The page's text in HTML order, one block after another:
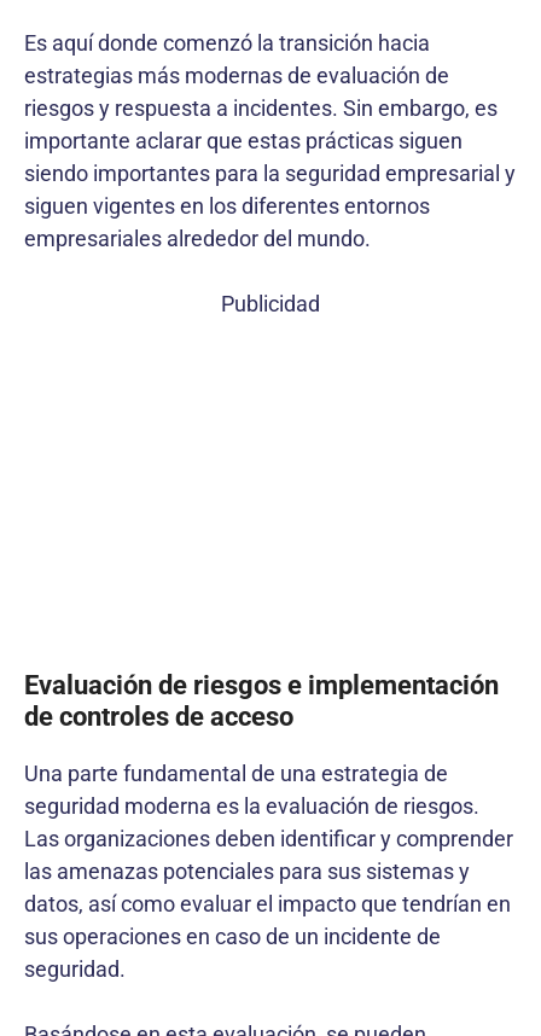
Es aquí donde comenzó la transición hacia
estrategias más modernas de evaluación de
riesgos y respuesta a incidentes. Sin embargo, es
importante aclarar que estas prácticas siguen
siendo importantes para la seguridad empresarial y
siguen vigentes en los diferentes entornos
empresariales alrededor del mundo.
Publicidad
Evaluación de riesgos e implementación
de controles de acceso
Una parte fundamental de una estrategia de
seguridad moderna es la evaluación de riesgos.
Las organizaciones deben identificar y comprender
las amenazas potenciales para sus sistemas y
datos, así como evaluar el impacto que tendrían en
sus operaciones en caso de un incidente de
seguridad.